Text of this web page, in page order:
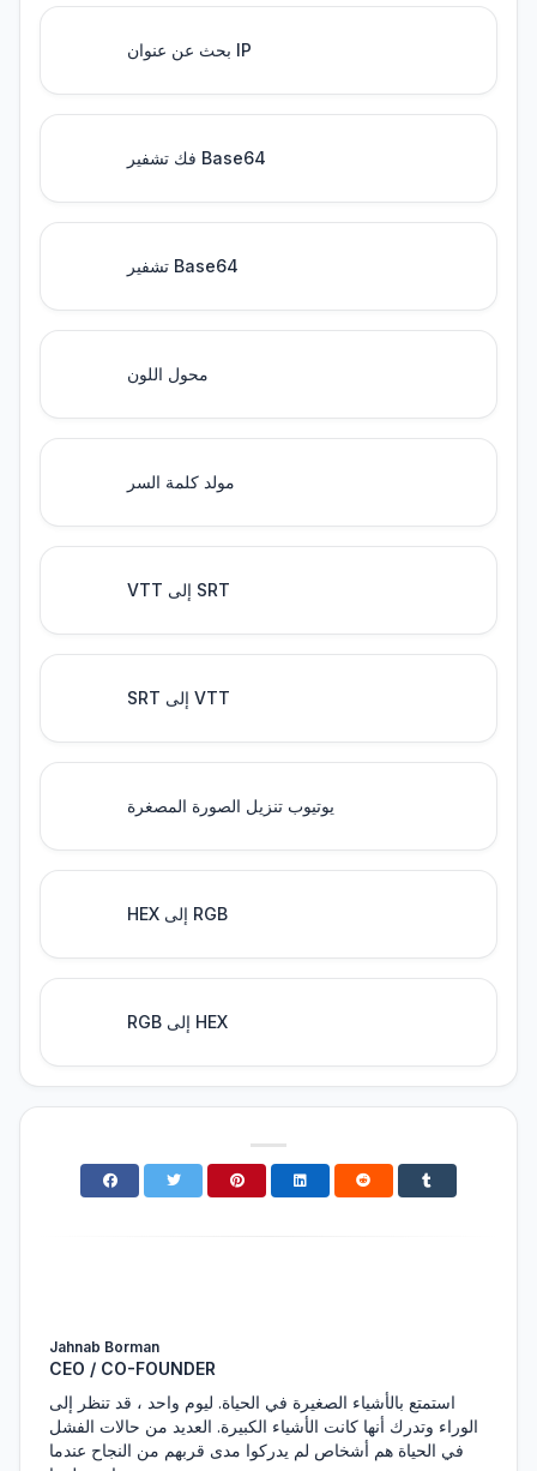
بحث عن عنوان IP
فك تشفير Base64
تشفير Base64
محول اللون
مولد كلمة السر
VTT إلى SRT
SRT إلى VTT
يوتيوب تنزيل الصورة المصغرة
HEX إلى RGB
RGB إلى HEX
Jahnab Borman
CEO / CO-FOUNDER
استمتع بالأشياء الصغيرة في الحياة. ليوم واحد ، قد تنظر إلى
الوراء وتدرك أنها كانت الأشياء الكبيرة. العديد من حالات الفشل
في الحياة هم أشخاص لم يدركوا مدى قربهم من النجاح عندما